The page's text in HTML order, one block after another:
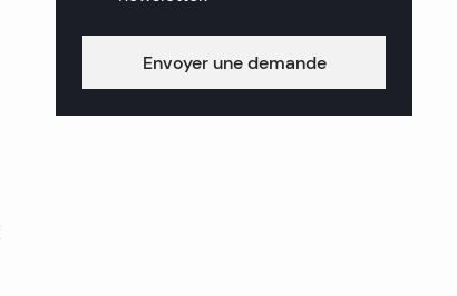
Envoyer une demande